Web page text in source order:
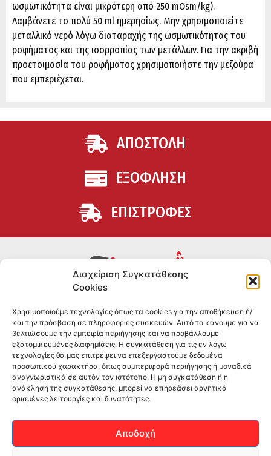
Διαχείριση Συγκατάθεσης
Cookies
Χρησιμοποιούμε τεχνολογίες όπως τα cookies για την αποθήκευση ή/
και την πρόσβαση σε πληροφορίες συσκευών. Αυτό το κάνουμε για να
βελτιώσουμε την εμπειρία περιήγησης και να προβάλλουμε
εξατομικευμένες διαφημίσεις. Η συγκατάθεση για τις εν λόγω
τεχνολογίες θα μας επιτρέψει να επεξεργαστούμε δεδομένα
προσωπικού χαρακτήρα, όπως συμπεριφορά περιήγησης ή μοναδικά
αναγνωριστικά σε αυτόν τον ιστότοπο. Η μη συγκατάθεση ή η
ανάκληση της συγκατάθεσης, μπορεί να επηρεάσει αρνητικά
ορισμένες λειτουργίες και δυνατότητες.
Αποδοχή
ωσμωτικότητα είναι μικρότερη από 250 mOsm/kg).
Λαμβάνετε το πολύ 50 ml ημερησίως. Μην χρησιμοποιείτε
μεταλλικό νερό λόγω διαταραχής της ωσμωτικότητας του
ροφήματος και της ισορροπίας των μετάλλων. Για την ακριβή
προετοιμασία του ροφήματος χρησιμοποιήστε την μεζούρα
που εμπεριέχεται.
ΑΠΟΣΤΟΛΗ
ΕΞΟΦΛΗΣΗ
ΕΠΙΣΤΡΟΦΕΣ
θέλουν να βελτιώσουν τη διατροφή και την υγεία τους.
Επώνυμα brands και εμπειρία ετών στο χώρο.
ΠΛΗΡΟΦΟΡΙΕΣ
-ΤΗΛ:2551 181428
–ΟΡΟΙ & ΠΡΟΣΩΠΙΚΑ ΔΕΔΟΜΕΝΑ